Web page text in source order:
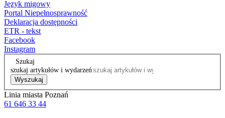
Język migowy
Portal Niepełnosprawność
Deklaracja dostępności
ETR - tekst
Facebook
Instagram
Szukaj
szukaj artykułów i wydarzeń
Wyszukaj
Linia miasta Poznań
61 646 33 44